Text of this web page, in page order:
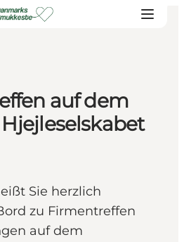
Natur
Städte
auf dem
Sie herzlich
zu Firmentreffen
auf dem